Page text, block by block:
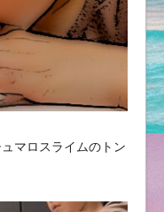
マロスライムのトン